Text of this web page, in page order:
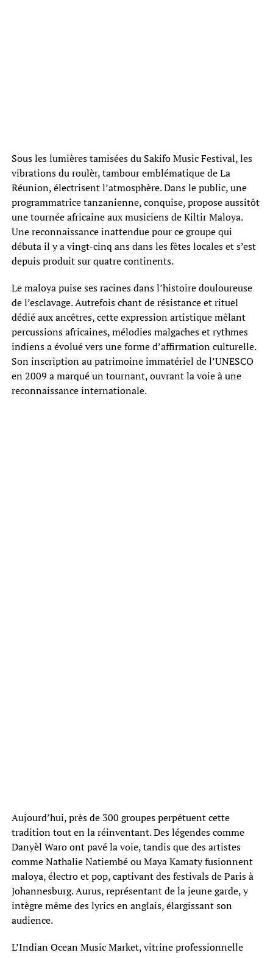
Sous les lumières tamisées du Sakifo Music Festival, les
vibrations du roulèr, tambour emblématique de La
Réunion, électrisent l’atmosphère. Dans le public, une
programmatrice tanzanienne, conquise, propose aussitôt
une tournée africaine aux musiciens de Kiltir Maloya.
Une reconnaissance inattendue pour ce groupe qui
débuta il y a vingt-cinq ans dans les fêtes locales et s’est
depuis produit sur quatre continents.
Le maloya puise ses racines dans l’histoire douloureuse
de l’esclavage. Autrefois chant de résistance et rituel
dédié aux ancêtres, cette expression artistique mêlant
percussions africaines, mélodies malgaches et rythmes
indiens a évolué vers une forme d’affirmation culturelle.
Son inscription au patrimoine immatériel de l’UNESCO
en 2009 a marqué un tournant, ouvrant la voie à une
reconnaissance internationale.
Aujourd’hui, près de 300 groupes perpétuent cette
tradition tout en la réinventant. Des légendes comme
Danyèl Waro ont pavé la voie, tandis que des artistes
comme Nathalie Natiembé ou Maya Kamaty fusionnent
maloya, électro et pop, captivant des festivals de Paris à
Johannesburg. Aurus, représentant de la jeune garde, y
intègre même des lyrics en anglais, élargissant son
audience.
L’Indian Ocean Music Market, vitrine professionnelle